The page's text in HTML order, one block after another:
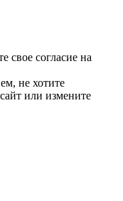
свое согласие на
не хотите
или измените